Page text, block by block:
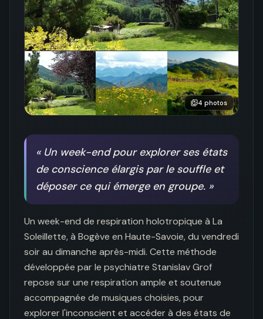
4 photos
« Un week-end pour explorer ses états
de conscience élargis par le souffle et
déposer ce qui émerge en groupe. »
Un week-end de respiration holotropique à La
Soleillette, à Bogève en Haute-Savoie, du vendredi
soir au dimanche après-midi. Cette méthode
développée par le psychiatre Stanislav Grof
repose sur une respiration ample et soutenue
accompagnée de musiques choisies, pour
explorer l'inconscient et accéder à des états de